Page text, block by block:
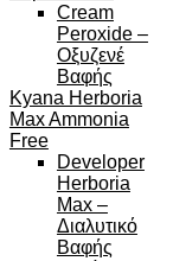
Cream
Peroxide –
Οξυζενέ
Βαφής
Kyana Herboria
Max Ammonia
Free
Developer
Herboria
Max –
Διαλυτικό
Βαφής